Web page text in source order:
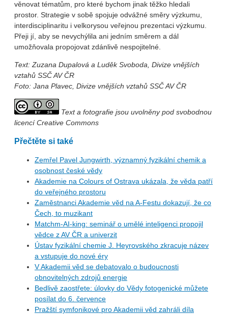
věnovat tématům, pro které bychom jinak těžko hledali
prostor. Strategie v sobě spojuje odvážné směry výzkumu,
interdisciplinaritu i velkorysou veřejnou prezentaci výzkumu.
Přeji jí, aby se nevychýlila ani jedním směrem a dál
umožňovala propojovat zdánlivě nespojitelné.
Text: Zuzana Dupalová a Luděk Svoboda , Divize vnějších
vztahů SSČ AV ČR
Foto: Jana Plavec, Divize vnějších vztahů SSČ AV ČR
Text a fotografie jsou uvolněny pod svobodnou
licencí Creative Commons
Přečtěte si také
Zemřel Pavel Jungwirth, významný fyzikální chemik a
osobnost české vědy
Akademie na Colours of Ostrava ukázala, že věda patří
do veřejného prostoru
Zaměstnanci Akademie věd na A-Festu dokazují, že co
Čech, to muzikant
Matchm-AI-king: seminář o umělé inteligenci propojil
vědce z AV ČR a univerzit
Ústav fyzikální chemie J. Heyrovského zkracuje název
a vstupuje do nové éry
V Akademii věd se debatovalo o budoucnosti
obnovitelných zdrojů energie
Bedlivě zaostřete: úlovky do Vědy fotogenické můžete
posílat do 6. července
Pražští symfonikové pro Akademii věd zahráli díla